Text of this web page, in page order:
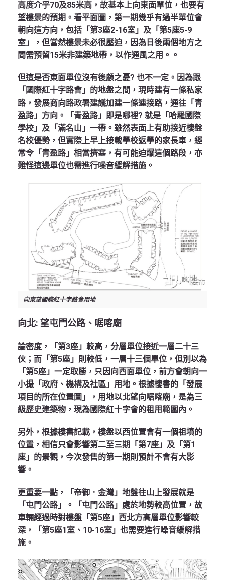
高度介乎70及85米高，故基本上向東面單位，也要有
望樓景的預期。看平面圖，第一期幾乎有過半單位會
朝向這方向，包括「第3座2-16室」及「第5座5-9
室」，但當然樓景未必很壓迫，因為日後兩個地方之
間需預留15米非建築地帶，以作通風之用。。
但這是否東面單位沒有後顧之憂? 也不一定。因為跟
「國際紅十字路會」的地盤之間，現時建有一條私家
路，發展商向路政署建議加建一條連接路，通往「青
盈路」方向。「青盈路」即是哪裡? 就是「哈羅國際
學校」及「滿名山」一帶。雖然表面上有助接近樓盤
名校優勢，但實際上早上接載學校返學的家長車，經
常令「青盈路」相當擠塞，有可能迫爆這個路段，亦
難怪這邊單位也需進行噪音緩解措施。
向東望國際紅十字路會用地
向北: 望屯門公路、啹喀廟
論密度，「第3座」較高，分層單位接近一層二十三
伙；而「第5座」則較低，一層十三個單位，但別以為
「第5座」一定取勝，只因向西面單位，前方會朝向一
小撮「政府、機構及社區」用地。根據樓書的「發展
項目的所在位置圖」，用地以北望向啹喀廟，是為三
級歷史建築物，現為國際紅十字會的租用範圍內。
另外，根據樓書記載，樓盤以西位置會有一個祖墳的
位置，相信只會影響第二至三期「第7座」及「第1
座」的景觀，今次發售的第一期則預計不會有大影
響。
更重要一點，「帝御．金灣」地盤往山上發展就是
「屯門公路」。「屯門公路」處於地勢較高位置，故
車輛經過時對樓盤「第5座」西北方高層單位影響較
深，「第5座1室、10-16室」也需要進行噪音緩解措
施。